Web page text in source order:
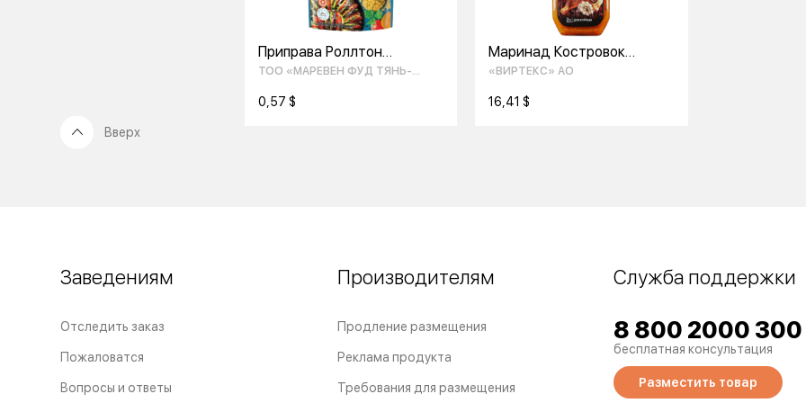
Приправа Роллтон
универсальная 70гр
ТОО «МАРЕВЕН ФУД ТЯНЬ-
Маринад Костровок
Жарим мясо для курицы
«ВИРТЕКС» АО
Вверх
Заведениям
Отследить заказ
Пожаловатся
Вопросы и ответы
Производителям
Продление размещения
Реклама продукта
Требования для размещения
Служба поддержки
8 800 2000 300
бесплатная консультация
Разместить товар